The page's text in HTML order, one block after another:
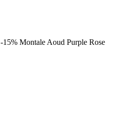
-15% Montale Aoud Purple Rose